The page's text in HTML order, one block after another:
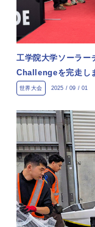
工学院大学ソーラ
Challengeを完走し
世界大会 2025 / 09 / 01